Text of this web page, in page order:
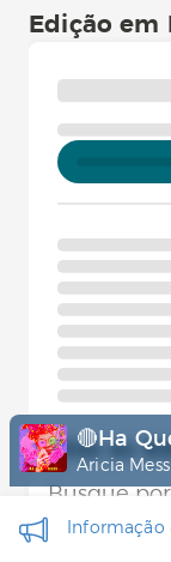
Edição em
Todas as
🔴Ha
Aricia Mess
Informação